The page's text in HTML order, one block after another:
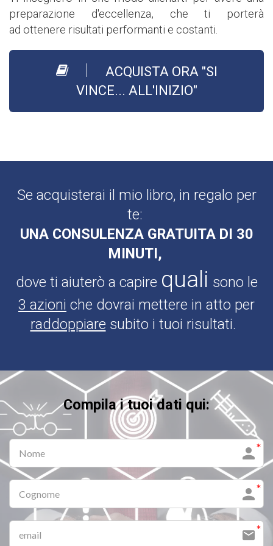
preparazione d'eccellenza, che ti porterà
ad ottenere risultati performanti e costanti.
ACQUISTA ORA "SI
VINCE... ALL'INIZIO"
Se acquisterai il mio libro, in regalo per
te:
UNA CONSULENZA GRATUITA DI 30
MINUTI,
dove ti aiuterò a capire quali sono le
3 azioni che dovrai mettere in atto per
raddoppiare subito i tuoi risultati.
Compila i tuoi dati qui: